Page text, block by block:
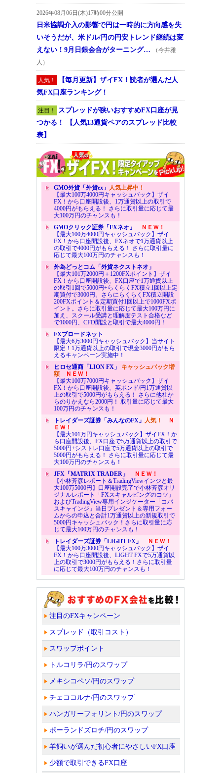
2026年08月06日(木)17時00分公開
日米協調介入の影響で円は一時的に方向感を失
いそうだが、米ドル/円の円安トレンド継続は変
えない！9月日銀会合がターニング…
（今井雅
人）
人気！
【毎月更新】ザイFX！読者が選んだ人
気FX口座ランキング！
注目！
スプレッドが狭いおすすめFX口座が見
つかる！ 【人気13通貨ペアのスプレッド比較
表】
GMO外貨「外貨ex」 人気上昇中！
【最大100万4000円キャッシュバック】ザイ
FX！から口座開設後、1万通貨以上の取引で
4000円がもらえる！ さらに取引量に応じて最
大100万円のチャンスも！
GMOクリック証券「FXネオ」
ＮＥＷ！
【最大100万4000円キャッシュバック】ザイ
FX！から口座開設後、FXネオで1万通貨以上
の取引で4000円がもらえる！ さらに取引量に
応じて最大100万円のチャンスも！
外為どっとコム「外貨ネクストネオ」
【最大101万2000円＋1200FXポイント】ザイ
FX！から口座開設後、FX口座で1万通貨以上
の取引1回で5000円+らくらくFX積立1回以上定
期買付で3000円。さらにらくらくFX積立開設
200FXポイント＆定期買付1回以上で1000FXポ
イント。さらに取引量に応じて最大100万円に
加え、スクール受講と理解度テスト合格など
で1000円、CFD開設と取引で最大4000円！
FXブロードネット
【最大6万3000円キャッシュバック】当サイト
限定！1万通貨以上の取引で現金3000円がもら
えるキャンペーン実施中！
ヒロセ通商「LION FX」 キャッシュバック増
額ＮＥＷ！
【最大100万7000円キャッシュバック】ザイ
FX！から口座開設後、英ポンド/円1万通貨以
上の取引で5000円がもらえる！ さらに他社か
らのりかえなら2000円！ 取引量に応じて最大
100万円のチャンスも！
トレイダーズ証券「みんなのFX」 人気！
Ｎ
ＥＷ！
【最大101万円キャッシュバック】ザイFX！か
ら口座開設後、FX口座で5万通貨以上の取引で
5000円+シストレ口座で5万通貨以上の取引で
5000円がもらえる！ さらに取引量に応じて最
大100万円のチャンスも！
JFX「MATRIX TRADER」
ＮＥＷ！
【小林芳彦レポート＆TradingViewインジと最
大100万5000円】口座開設完了で小林芳彦オリ
ジナルレポート「FXスキャルピングのコツ」
およびTradingView専用インジケーター「コバ
スキャインジ」当日プレゼント＆専用フォー
ムからの申込と合計1万通貨以上の新規取引で
5000円キャッシュバック！さらに取引量に応
じて最大100万円のチャンスも！
トレイダーズ証券「LIGHT FX」
ＮＥＷ！
【最大100万3000円キャッシュバック】ザイ
FX！から口座開設後、LIGHT FXで5万通貨以
上の取引で3000円がもらえる！さらに取引量
に応じて最大100万円のチャンスも！
注目のFXキャンペーン
スプレッド（取引コスト）
スワップポイント
トルコリラ/円のスワップ
メキシコペソ/円のスワップ
チェココルナ/円のスワップ
ハンガリーフォリント/円のスワップ
ポーランドズロチ/円のスワップ
羊飼いが選んだ初心者にやさしいFX口座
少額で取引できるFX口座